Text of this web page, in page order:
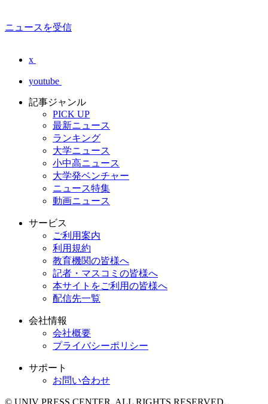
ニュースを受信
x
youtube
記事ジャンル
PICK UP
最新ニュース
ランキング
大学ニュース
小中高ニュース
大学発ベンチャー
ニュース特集
動画ニュース
サービス
ご利用案内
利用規約
教育機関の皆様へ
記者・マスコミの皆様へ
本サイトをご利用の皆様へ
配信先一覧
会社情報
会社概要
プライバシーポリシー
サポート
お問い合わせ
© UNIV PRESS CENTER. ALL RIGHTS RESERVED.